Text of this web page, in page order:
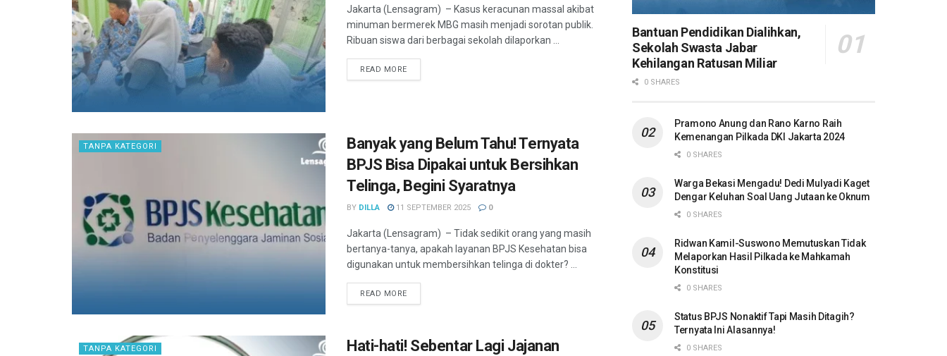
Jakarta (Lensagram) – Kasus keracunan massal akibat
minuman bermerek MBG masih menjadi sorotan publik.
Ribuan siswa dari berbagai sekolah dilaporkan ...
READ MORE
TANPA KATEGORI
Banyak yang Belum Tahu! Ternyata
BPJS Bisa Dipakai untuk Bersihkan
Telinga, Begini Syaratnya
BY DILLA 11 SEPTEMBER 2025 0
Jakarta (Lensagram) – Tidak sedikit orang yang masih
bertanya-tanya, apakah layanan BPJS Kesehatan bisa
digunakan untuk membersihkan telinga di dokter? ...
READ MORE
TANPA KATEGORI
Hati-hati! Sebentar Lagi Jajanan
Bantuan Pendidikan Dialihkan,
Sekolah Swasta Jabar
Kehilangan Ratusan Miliar
0 SHARES
Pramono Anung dan Rano Karno Raih
Kemenangan Pilkada DKI Jakarta 2024
0 SHARES
Warga Bekasi Mengadu! Dedi Mulyadi Kaget
Dengar Keluhan Soal Uang Jutaan ke Oknum
0 SHARES
Ridwan Kamil-Suswono Memutuskan Tidak
Melaporkan Hasil Pilkada ke Mahkamah
Konstitusi
0 SHARES
Status BPJS Nonaktif Tapi Masih Ditagih?
Ternyata Ini Alasannya!
0 SHARES